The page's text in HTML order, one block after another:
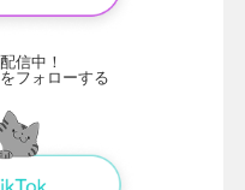
信中！
フォローする